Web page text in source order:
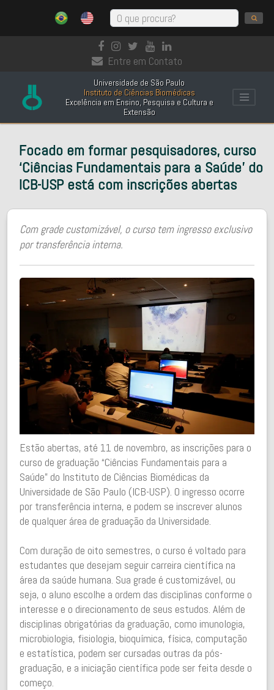
Entre em Contato
Universidade de São Paulo
Instituto de Ciências Biomédicas
Excelência em Ensino, Pesquisa e Cultura e
Extensão
Focado em formar pesquisadores, curso
‘Ciências Fundamentais para a Saúde’ do
ICB-USP está com inscrições abertas
Com grade customizável, o curso tem ingresso exclusivo
por transferência interna.
Estão abertas, até 11 de novembro, as inscrições para o
curso de graduação “Ciências Fundamentais para a
Saúde” do Instituto de Ciências Biomédicas da
Universidade de São Paulo (ICB-USP). O ingresso ocorre
por transferência interna, e podem se inscrever alunos
de qualquer área de graduação da Universidade.
Com duração de oito semestres, o curso é voltado para
estudantes que desejam seguir carreira científica na
área da saúde humana. Sua grade é customizável, ou
seja, o aluno escolhe a ordem das disciplinas conforme o
interesse e o direcionamento de seus estudos. Além de
disciplinas obrigatórias da graduação, como imunologia,
microbiologia, fisiologia, bioquímica, física, computação
e estatística, podem ser cursadas outras da pós-
graduação, e a iniciação científica pode ser feita desde o
começo.